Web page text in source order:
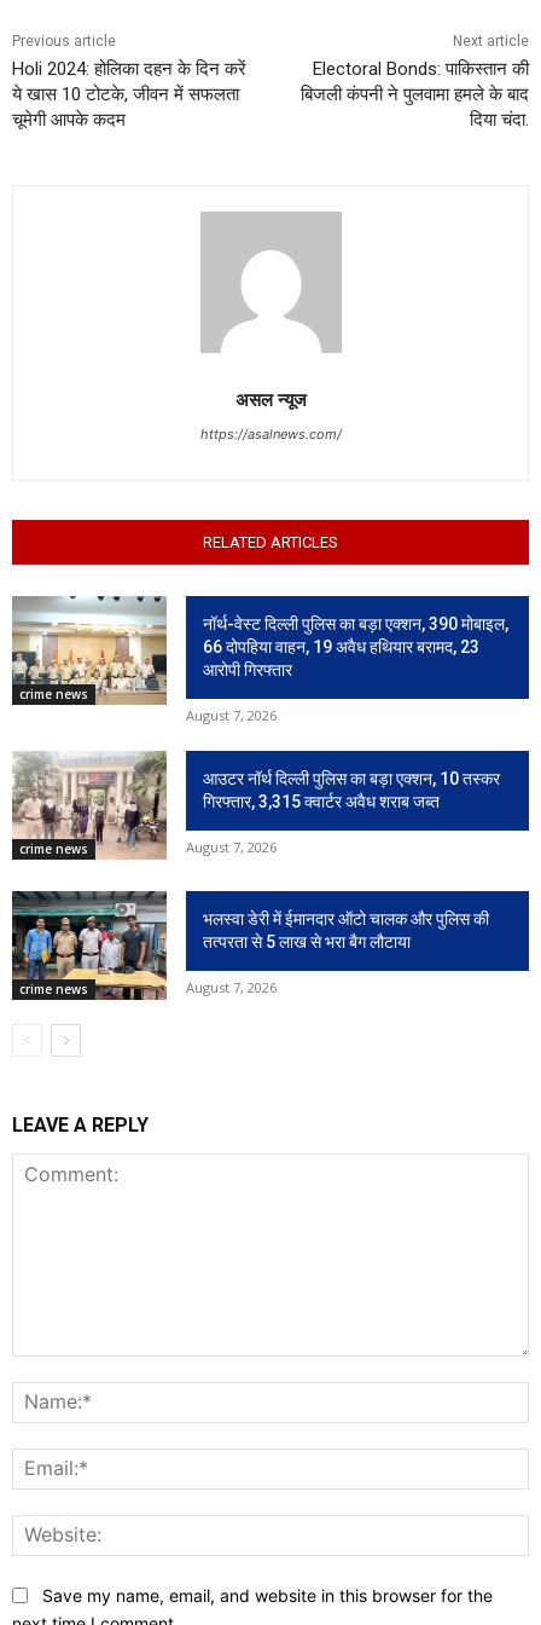
Previous article
Holi 2024: होलिका दहन के दिन करें
ये खास 10 टोटके, जीवन में सफलता
चूमेगी आपके कदम
Next article
Electoral Bonds: पाकिस्तान की
बिजली कंपनी ने पुलवामा हमले के बाद
दिया चंदा.
असल न्यूज
https://asalnews.com/
RELATED ARTICLES
crime news
नॉर्थ-वेस्ट दिल्ली पुलिस का बड़ा एक्शन, 390 मोबाइल,
66 दोपहिया वाहन, 19 अवैध हथियार बरामद, 23
आरोपी गिरफ्तार
August 7, 2026
crime news
आउटर नॉर्थ दिल्ली पुलिस का बड़ा एक्शन, 10 तस्कर
गिरफ्तार, 3,315 क्वार्टर अवैध शराब जब्त
August 7, 2026
crime news
भलस्वा डेरी में ईमानदार ऑटो चालक और पुलिस की
तत्परता से 5 लाख से भरा बैग लौटाया
August 7, 2026
LEAVE A REPLY
Save my name, email, and website in this browser for the